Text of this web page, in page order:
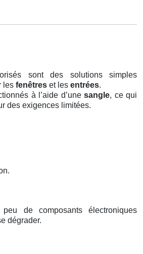
sont des solutions simples
les fenêtres et les entrées.
à l’aide d’unesangle, ce qui
des exigences limitées.
peu de composants électroniques
dégrader.